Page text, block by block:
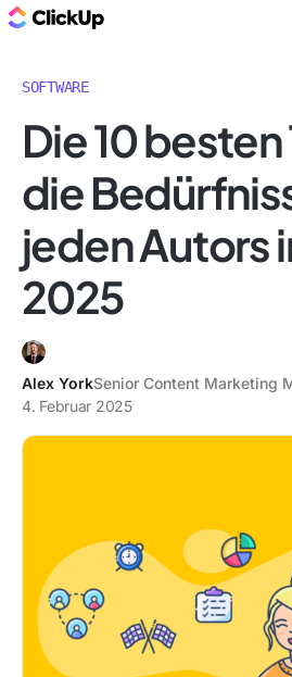
SOFTWARE
Die 10
die
jeden Autors
2025
Alex YorkSenior Content Marketing
4. Februar 2025